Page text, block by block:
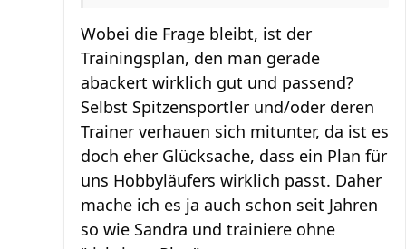
Wobei die Frage bleibt, ist der
Trainingsplan, den man gerade
abackert wirklich gut und passend?
Selbst Spitzensportler und/oder deren
Trainer verhauen sich mitunter, da ist es
doch eher Glücksache, dass ein Plan für
uns Hobbyläufers wirklich passt. Daher
mache ich es ja auch schon seit Jahren
so wie Sandra und trainiere ohne